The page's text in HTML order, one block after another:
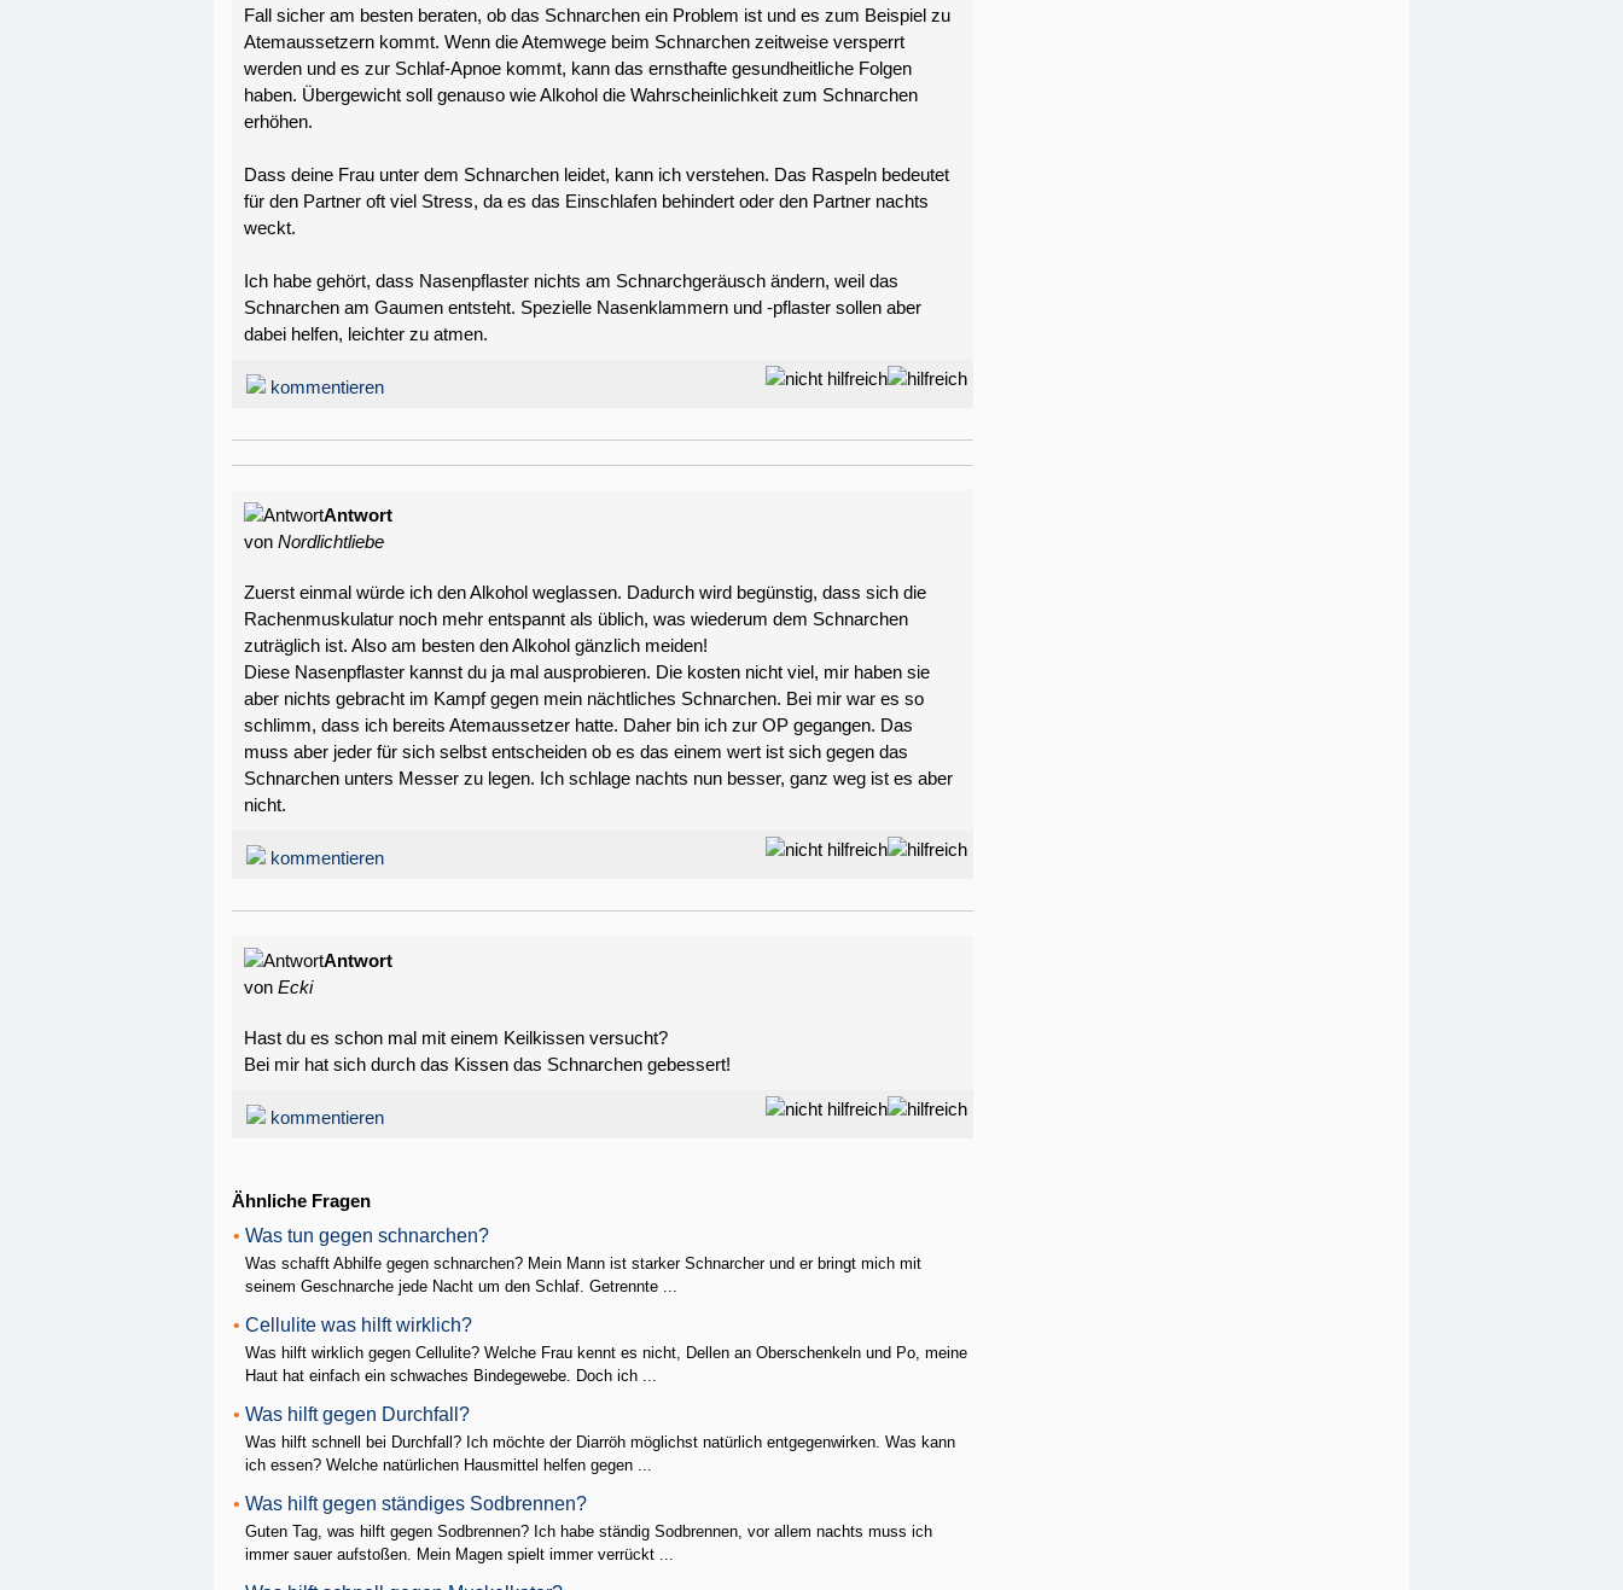
Fall sicher am besten beraten, ob das Schnarchen ein Problem ist und es zum Beispiel zu
Atemaussetzern kommt. Wenn die Atemwege beim Schnarchen zeitweise versperrt
werden und es zur Schlaf-Apnoe kommt, kann das ernsthafte gesundheitliche Folgen
haben. Übergewicht soll genauso wie Alkohol die Wahrscheinlichkeit zum Schnarchen
erhöhen.
Dass deine Frau unter dem Schnarchen leidet, kann ich verstehen. Das Raspeln bedeutet
für den Partner oft viel Stress, da es das Einschlafen behindert oder den Partner nachts
weckt.
Ich habe gehört, dass Nasenpflaster nichts am Schnarchgeräusch ändern, weil das
Schnarchen am Gaumen entsteht. Spezielle Nasenklammern und -pflaster sollen aber
dabei helfen, leichter zu atmen.
kommentieren
Antwort
von Nordlichtliebe
Zuerst einmal würde ich den Alkohol weglassen. Dadurch wird begünstig, dass sich die
Rachenmuskulatur noch mehr entspannt als üblich, was wiederum dem Schnarchen
zuträglich ist. Also am besten den Alkohol gänzlich meiden!
Diese Nasenpflaster kannst du ja mal ausprobieren. Die kosten nicht viel, mir haben sie
aber nichts gebracht im Kampf gegen mein nächtliches Schnarchen. Bei mir war es so
schlimm, dass ich bereits Atemaussetzer hatte. Daher bin ich zur OP gegangen. Das
muss aber jeder für sich selbst entscheiden ob es das einem wert ist sich gegen das
Schnarchen unters Messer zu legen. Ich schlage nachts nun besser, ganz weg ist es aber
nicht.
kommentieren
Antwort
von Ecki
Hast du es schon mal mit einem Keilkissen versucht?
Bei mir hat sich durch das Kissen das Schnarchen gebessert!
kommentieren
Ähnliche Fragen
• Was tun gegen schnarchen?
Was schafft Abhilfe gegen schnarchen? Mein Mann ist starker Schnarcher und er bringt mich mit
seinem Geschnarche jede Nacht um den Schlaf. Getrennte ...
• Cellulite was hilft wirklich?
Was hilft wirklich gegen Cellulite? Welche Frau kennt es nicht, Dellen an Oberschenkeln und Po, meine
Haut hat einfach ein schwaches Bindegewebe. Doch ich ...
• Was hilft gegen Durchfall?
Was hilft schnell bei Durchfall? Ich möchte der Diarröh möglichst natürlich entgegenwirken. Was kann
ich essen? Welche natürlichen Hausmittel helfen gegen ...
• Was hilft gegen ständiges Sodbrennen?
Guten Tag, was hilft gegen Sodbrennen? Ich habe ständig Sodbrennen, vor allem nachts muss ich
immer sauer aufstoßen. Mein Magen spielt immer verrückt ...